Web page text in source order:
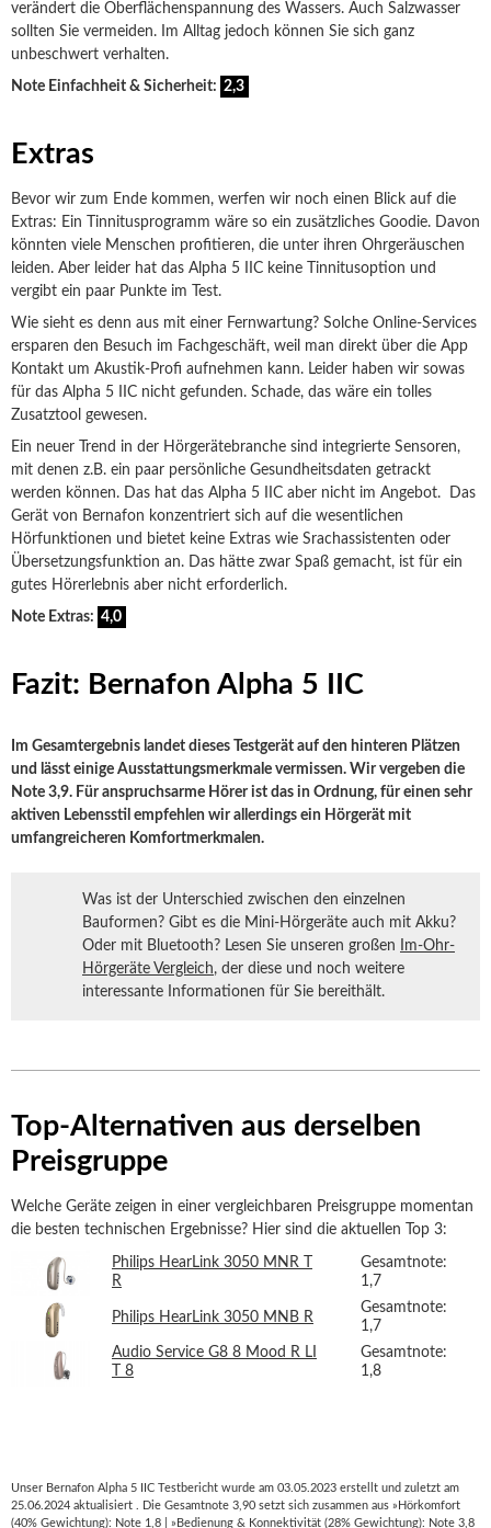
verändert die Oberflächenspannung des Wassers. Auch Salzwasser
sollten Sie vermeiden. Im Alltag jedoch können Sie sich ganz
unbeschwert verhalten.
Note Einfachheit & Sicherheit: 2,3
Extras
Bevor wir zum Ende kommen, werfen wir noch einen Blick auf die
Extras: Ein Tinnitusprogramm wäre so ein zusätzliches Goodie. Davon
könnten viele Menschen profitieren, die unter ihren Ohrgeräuschen
leiden. Aber leider hat das Alpha 5 IIC keine Tinnitusoption und
vergibt ein paar Punkte im Test.
Wie sieht es denn aus mit einer Fernwartung? Solche Online-Services
ersparen den Besuch im Fachgeschäft, weil man direkt über die App
Kontakt um Akustik-Profi aufnehmen kann. Leider haben wir sowas
für das Alpha 5 IIC nicht gefunden. Schade, das wäre ein tolles
Zusatztool gewesen.
Ein neuer Trend in der Hörgerätebranche sind integrierte Sensoren,
mit denen z.B. ein paar persönliche Gesundheitsdaten getrackt
werden können. Das hat das Alpha 5 IIC aber nicht im Angebot. Das
Gerät von Bernafon konzentriert sich auf die wesentlichen
Hörfunktionen und bietet keine Extras wie Srachassistenten oder
Übersetzungsfunktion an. Das hätte zwar Spaß gemacht, ist für ein
gutes Hörerlebnis aber nicht erforderlich.
Note Extras: 4,0
Fazit: Bernafon Alpha 5 IIC
Im Gesamtergebnis landet dieses Testgerät auf den hinteren Plätzen
und lässt einige Ausstattungsmerkmale vermissen. Wir vergeben die
Note 3,9. Für anspruchsarme Hörer ist das in Ordnung, für einen sehr
aktiven Lebensstil empfehlen wir allerdings ein Hörgerät mit
umfangreicheren Komfortmerkmalen.
Was ist der Unterschied zwischen den einzelnen
Bauformen? Gibt es die Mini-Hörgeräte auch mit Akku?
Oder mit Bluetooth? Lesen Sie unseren großen
Im-Ohr-
Hörgeräte Vergleich, der diese und noch weitere
interessante Informationen für Sie bereithält.
Top-Alternativen aus derselben
Preisgruppe
Welche Geräte zeigen in einer vergleichbaren Preisgruppe momentan
die besten technischen Ergebnisse? Hier sind die aktuellen Top 3:
Philips HearLink 3050 MNR T
R
Gesamtnote:
1,7
Philips HearLink 3050 MNB R
Gesamtnote:
1,7
Audio Service G8 8 Mood R LI
T 8
Gesamtnote:
1,8
Unser Bernafon Alpha 5 IIC Testbericht wurde am 03.05.2023 erstellt und zuletzt am
25.06.2024 aktualisiert . Die Gesamtnote 3,90 setzt sich zusammen aus »Hörkomfort
(40% Gewichtung): Note 1,8 | »Bedienung & Konnektivität (28% Gewichtung): Note 3,8